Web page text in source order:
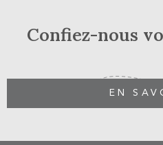
Confiez-nous
EN